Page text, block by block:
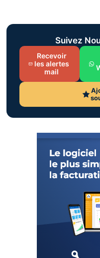
Suivez
Recevoir
les alertes
mail